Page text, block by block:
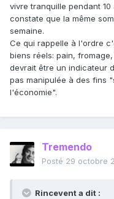
vivre tranquille pendant
constate que la même
semaine.
Ce qui rappelle à l'ordre
biens réels: pain,
devrait être un indicateur
pas manipulée à des fins
l'économie".
Tremendo
Posté 29 octobre
Rincevent a dit :